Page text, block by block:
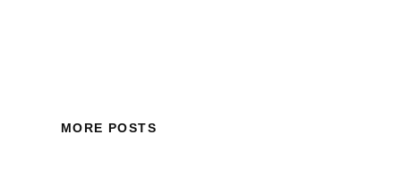
MORE POSTS